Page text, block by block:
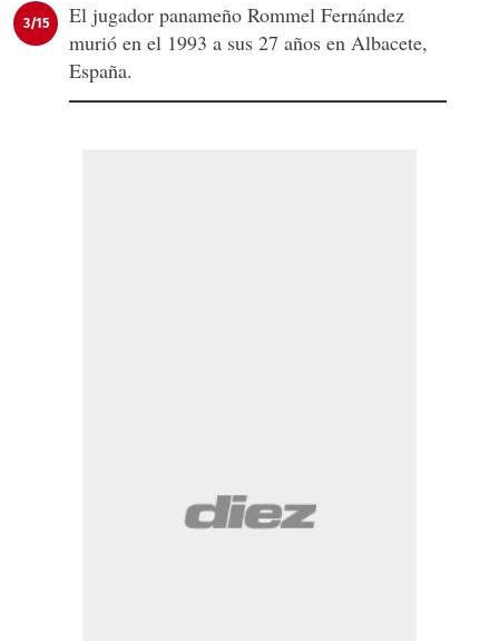
3/15
El jugador panameño Rommel Fernández
murió en el 1993 a sus 27 años en Albacete,
España.